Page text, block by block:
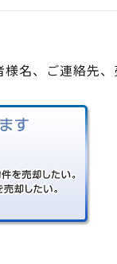
名、ご連絡先